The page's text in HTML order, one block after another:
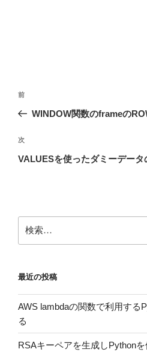
投
ビ
ゲ
ン
前
の
稿
前
WINDOW関数のframeの
次
の
次
VALUESを使ったダミーデータ
索:
最近の投稿
AWS lambdaの関数で利用する
る
RSAキーペアを生成しPython